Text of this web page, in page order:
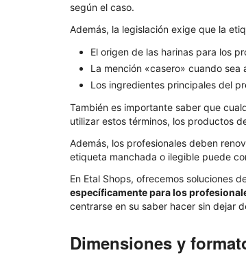
según el caso.
Además, la legislación exige que la
El origen de las harinas para los
La mención «casero» cuando sea
Los ingredientes principales del
También es importante saber que
utilizar estos términos, los productos
Además, los profesionales deben
etiqueta manchada o ilegible puede
En Etal Shops, ofrecemos soluciones
específicamente para los
centrarse en su saber hacer sin dejar
Dimensiones y